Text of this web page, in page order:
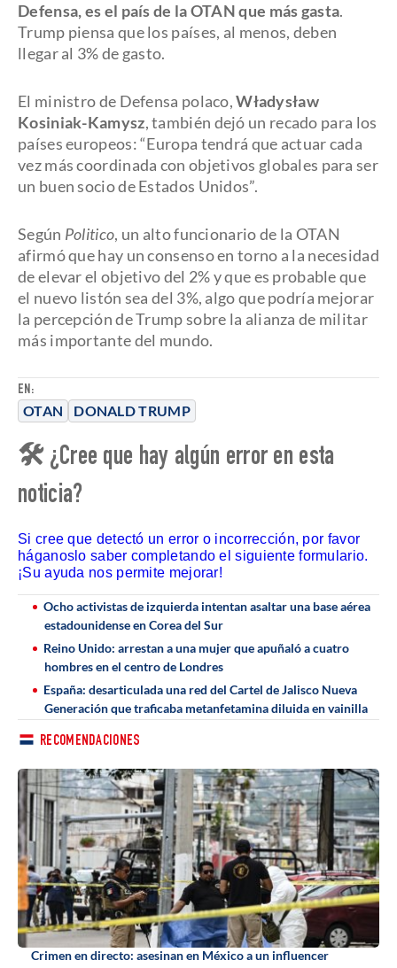
EN:
OTAN DONALD TRUMP
Defensa, es el país de la OTAN que más gasta.
Trump piensa que los países, al menos, deben
llegar al 3% de gasto.
El ministro de Defensa polaco,Władysław
Kosiniak-Kamysz, también dejó un recado para los
países europeos: “Europa tendrá que actuar cada
vez más coordinada con objetivos globales para ser
un buen socio de Estados Unidos”.
Según Politico, un alto funcionario de la OTAN
afirmó que hay un consenso en torno a la necesidad
de elevar el objetivo del 2% y que es probable que
el nuevo listón sea del 3%, algo que podría mejorar
la percepción de Trump sobre la alianza de militar
más importante del mundo.
🛠 ¿Cree que hay algún error en esta
noticia?
Si cree que detectó un error o incorrección, por favor
háganoslo saber completando el siguiente formulario.
¡Su ayuda nos permite mejorar!
Ocho activistas de izquierda intentan asaltar una base aérea
estadounidense en Corea del Sur
Reino Unido: arrestan a una mujer que apuñaló a cuatro
hombres en el centro de Londres
España: desarticulada una red del Cartel de Jalisco Nueva
Generación que traficaba metanfetamina diluida en vainilla
RECOMENDACIONES
Crimen en directo: asesinan en México a un influencer